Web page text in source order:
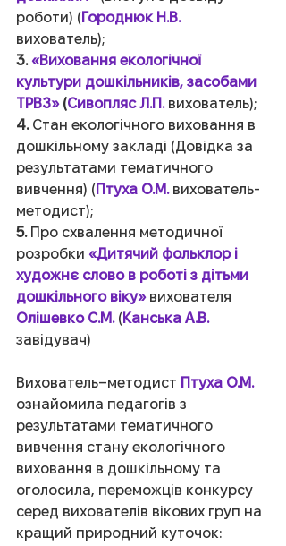
роботи) (Городнюк Н.В.
вихователь);
3. «Виховання екологічної
культури дошкільників, засобами
ТРВЗ» (Сивопляс Л.П. вихователь);
4. Стан екологічного виховання в
дошкільному закладі (Довідка за
результатами тематичного
вивчення) (Птуха О.М. вихователь-
методист);
5. Про схвалення методичної
розробки «Дитячий фольклор і
художнє слово в роботі з дітьми
дошкільного віку» вихователя
Олішевко С.М. (Канська А.В.
завідувач)
Вихователь–методист Птуха О.М.
ознайомила педагогів з
результатами тематичного
вивчення стану екологічного
виховання в дошкільному та
оголосила, переможців конкурсу
серед вихователів вікових груп на
кращий природний куточок: